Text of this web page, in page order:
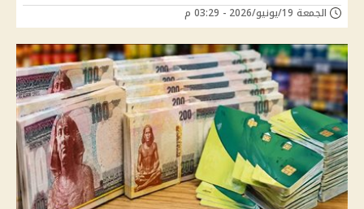
الجمعة 19/يونيو/2026 - 03:29 م